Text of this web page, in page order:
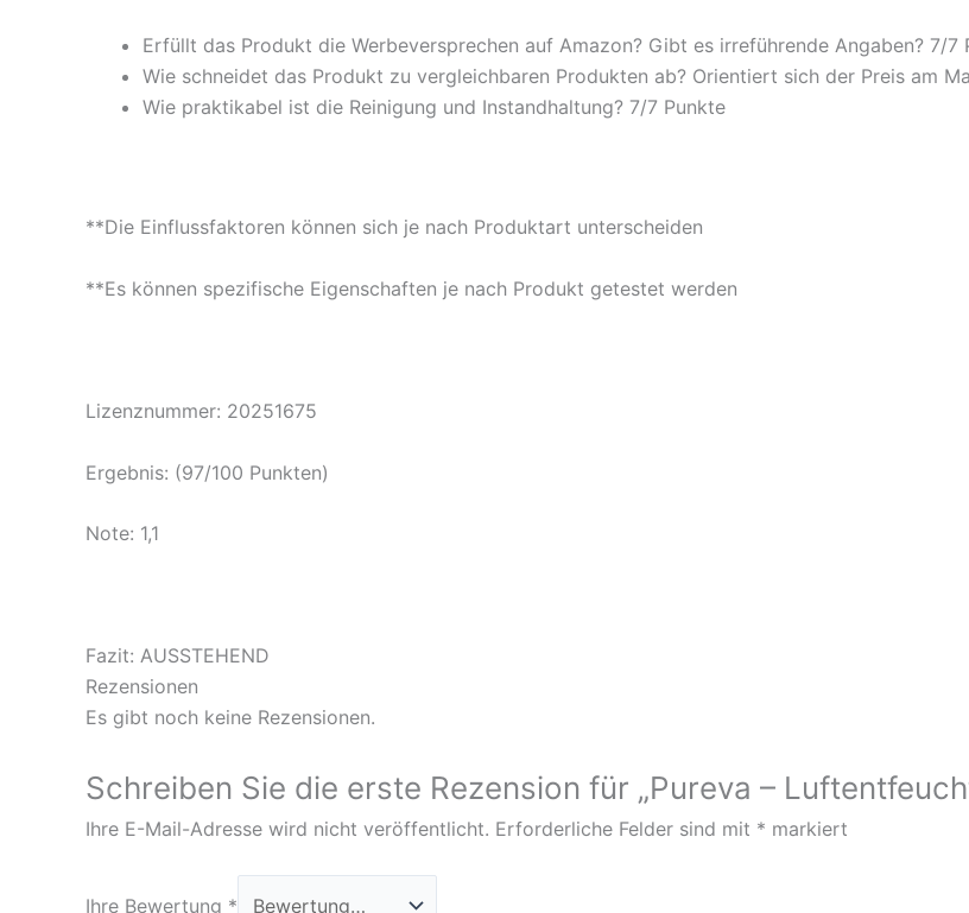
Erfüllt das Produkt die Werbeversprechen auf Amazon? Gibt es irreführende Angaben? 7/7
Wie schneidet das Produkt zu vergleichbaren Produkten ab? Orientiert sich der Preis am
Wie praktikabel ist die Reinigung und Instandhaltung? 7/7 Punkte
**Die Einflussfaktoren können sich je nach Produktart unterscheiden
**Es können spezifische Eigenschaften je nach Produkt getestet werden
Lizenznummer: 20251675
Ergebnis: (97/100 Punkten)
Note: 1,1
Fazit: AUSSTEHEND
Rezensionen
Es gibt noch keine Rezensionen.
Schreiben Sie die erste Rezension für „Pureva –
Ihre E-Mail-Adresse wird nicht veröffentlicht. Erforderliche Felder sind mit * markiert
Ihre Bewertung *